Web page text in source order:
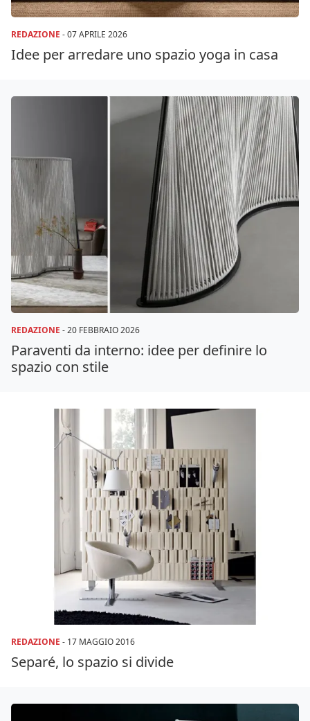
REDAZIONE -07 APRILE 2026
Idee per arredare uno spazio yoga in casa
REDAZIONE -20 FEBBRAIO 2026
Paraventi da interno: idee per definire lo
spazio con stile
REDAZIONE - 17 MAGGIO 2016
Separé, lo spazio si divide